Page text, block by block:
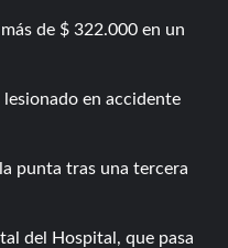
de $ 322.000 en un
en accidente
punta tras una tercera
del Hospital, que pasa